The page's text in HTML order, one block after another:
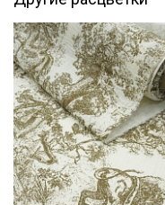
зависимости от партии.